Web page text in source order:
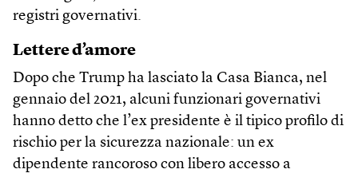
registri governativi.
Lettere d’amore
Dopo che Trump ha lasciato la Casa Bianca, nel
gennaio del 2021, alcuni funzionari governativi
hanno detto che l’ex presidente è il tipico profilo di
rischio per la sicurezza nazionale: un ex
dipendente rancoroso con libero accesso a